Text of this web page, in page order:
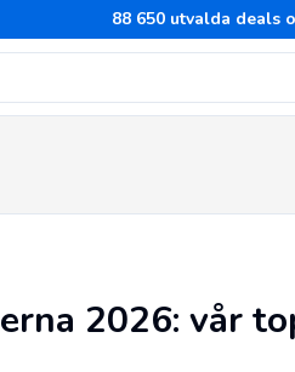
88 650 utvalda deals
2026: vår